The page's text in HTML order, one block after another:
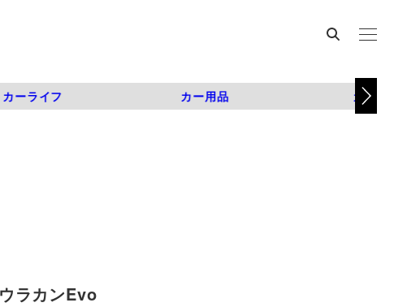
カーライフ カー用品 カスタム
ラカンEvo